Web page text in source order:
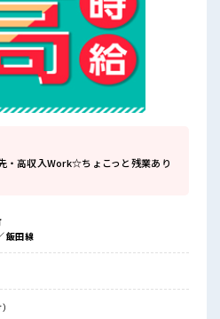
・高収入Work☆ちょこっと残業あり
飯田線